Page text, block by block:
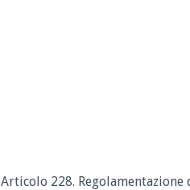
Articolo 228.